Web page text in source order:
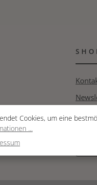
Cookies, um eine
...